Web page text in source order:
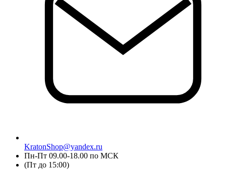
KratonShop@yandex.ru
Пн-Пт 09.00-18.00 по МСК
(Пт до 15:00)